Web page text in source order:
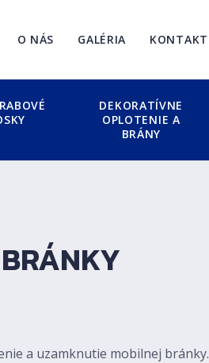
O NÁS GALÉRIA KONTAKT
DEKORATÍVNE
OPLOTENIE A
BRÁNY
a uzamknutie mobilnej bránky.